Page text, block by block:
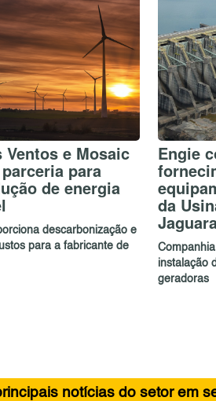
Ventos e Mosaic
para
de energia
descarbonização e
para a fabricante de
Engie
da
instalação
geradoras
notícias do setor em